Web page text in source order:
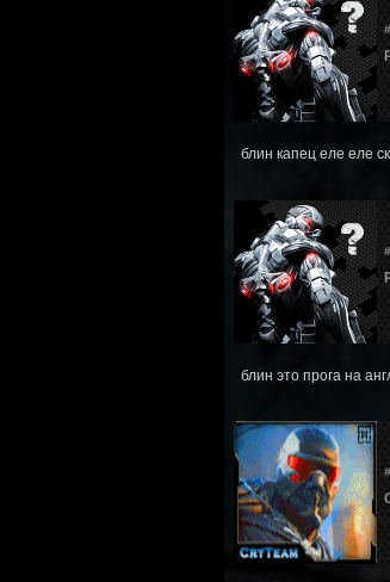
блин капец еле еле
блин это прога на